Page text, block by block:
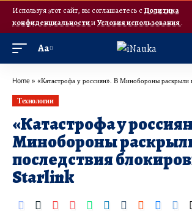
Используя этот сайт, вы соглашаетесь с Политика
конфиденциальностииУсловия использования.
Аа
Home » «Катастрофа у россиян». В Минобороны раскрыли первые
Технологии
«Катастрофа у
Минобороны
последствия
Starlink